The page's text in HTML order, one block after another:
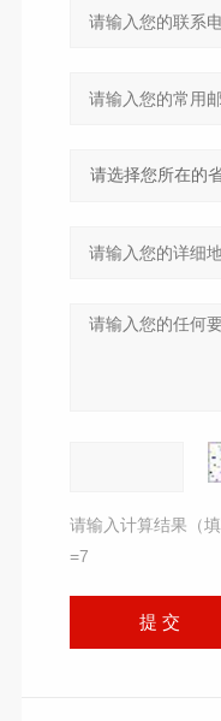
请输入计算结果（
=7